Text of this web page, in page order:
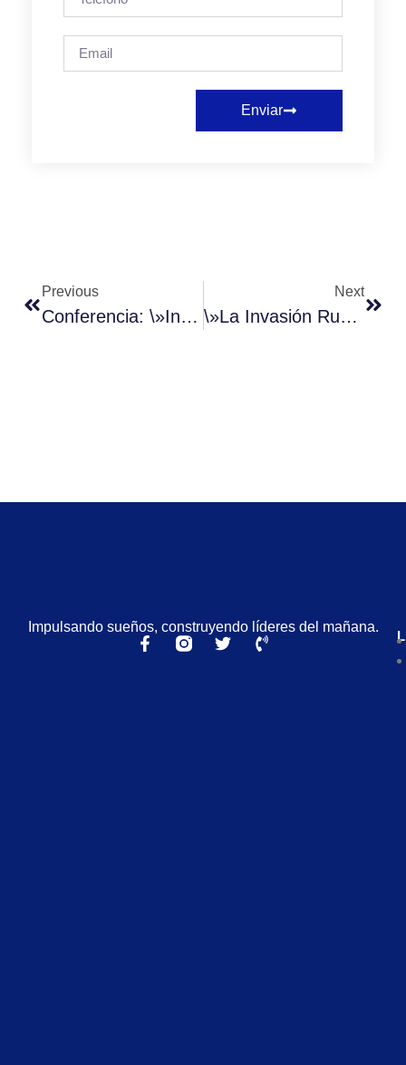
Enviar
Previous
Conferencia: \»Invasión De Rusia A Ucrania: Evolución, Impacto Y Perspectivas \»
Next
\»La Invasión Rusa A Ukrania Produce Una Amenaza Evidente A La Paz Mundial\». Edgardo Riveros Marín
Impulsando sueños, construyendo líderes del mañana.